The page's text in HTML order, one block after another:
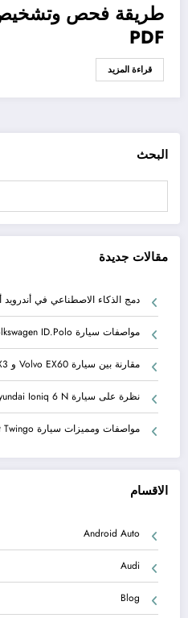
طريقة فحص
PDF
قراءة المزيد
البحث
مقالات جديدة
دمج الذكاء الاصطناعي في
مواصفات سيارة Volkswagen ID.Polo الكهربائية 2026
مقارنة بين سيارة Volvo EX60 و BMW iX3 الكهربائية
نظرة على سيارة Hyundai Ioniq 6 N نسخة 2025 الكهربائية
مواصفات ومميزات سيارة Renault Twingo الكهربائية 2026
الاقسام
Android Auto
Audi
Blog